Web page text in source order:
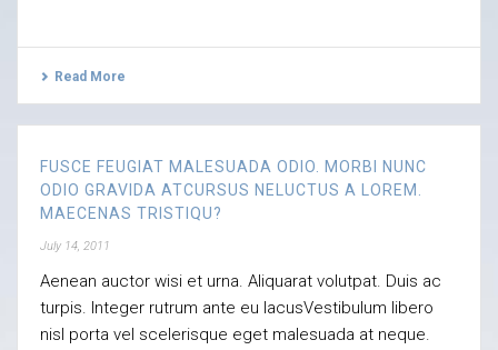
Read More
FUSCE FEUGIAT MALESUADA ODIO. MORBI NUNC
ODIO GRAVIDA ATCURSUS NELUCTUS A LOREM.
MAECENAS TRISTIQU?
July 14, 2011
Aenean auctor wisi et urna. Aliquarat volutpat. Duis ac
turpis. Integer rutrum ante eu lacusVestibulum libero
nisl porta vel scelerisque eget malesuada at neque.